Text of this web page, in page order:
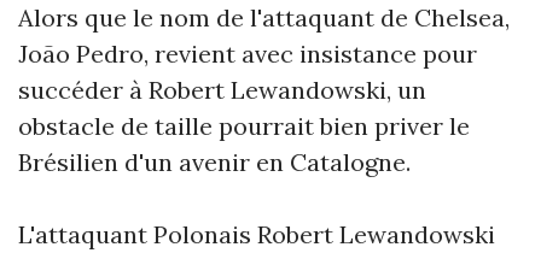
Alors que le nom de l'attaquant de Chelsea,
João Pedro, revient avec insistance pour
succéder à Robert Lewandowski, un
obstacle de taille pourrait bien priver le
Brésilien d'un avenir en Catalogne.
L'attaquant Polonais Robert Lewandowski